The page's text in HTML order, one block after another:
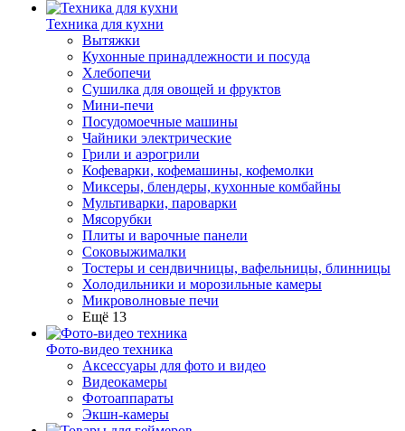
Техника для кухни
Вытяжки
Кухонные принадлежности и посуда
Хлебопечи
Сушилка для овощей и фруктов
Мини-печи
Посудомоечные машины
Чайники электрические
Грили и аэрогрили
Кофеварки, кофемашины, кофемолки
Миксеры, блендеры, кухонные комбайны
Мультиварки, пароварки
Мясорубки
Плиты и варочные панели
Соковыжималки
Тостеры и сендвичницы, вафельницы, блинницы
Холодильники и морозильные камеры
Микроволновые печи
Ещё 13
Фото-видео техника
Аксессуары для фото и видео
Видеокамеры
Фотоаппараты
Экшн-камеры